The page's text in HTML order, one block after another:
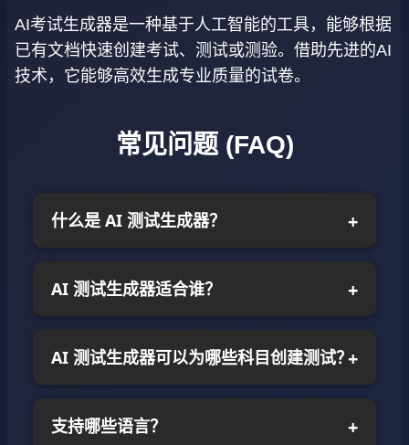
AI考试生成器是一种基于人工智能的工具，能够根据
已有文档快速创建考试、测试或测验。借助先进的AI
技术，它能够高效生成专业质量的试卷。
常见问题 (FAQ)
什么是 AI 测试生成器？
AI 测试生成器适合谁？
AI 测试生成器可以为哪些科目创建测试？
支持哪些语言？